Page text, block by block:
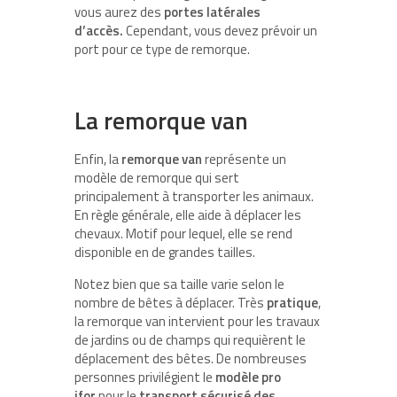
vous aurez des portes latérales
d’accès.Cependant, vous devez prévoir un
port pour ce type de remorque.
La remorque van
Enfin, laremorque vanreprésente un
modèle de remorque qui sert
principalement à transporter les animaux.
En règle générale, elle aide à déplacer les
chevaux. Motif pour lequel, elle se rend
disponible en de grandes tailles.
Notez bien que sa taille varie selon le
nombre de bêtes à déplacer. Très pratique,
la remorque van intervient pour les travaux
de jardins ou de champs qui requièrent le
déplacement des bêtes. De nombreuses
personnes privilégient le modèle pro